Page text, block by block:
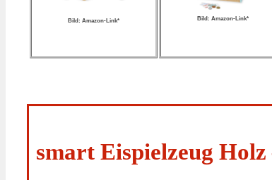
Bild: Amazon-Link* Bild: Amazon-Link*
smart Eispielzeug